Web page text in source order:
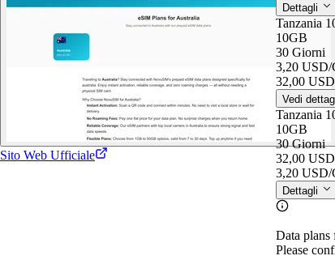
Sito Web Ufficiale
Dettagli
Tanzania
10GB
30 Giorni
3,20 USD/
32,00 USD
Vedi
Tanzania
10GB
30 Giorni
32,00 USD
3,20 USD/
Dettagli
Data plans
Please